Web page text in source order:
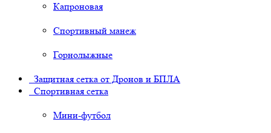
Капроновая
Спортивный манеж
Горнолыжные
Защитная сетка от Дронов и БПЛА
Спортивная сетка
Мини-футбол